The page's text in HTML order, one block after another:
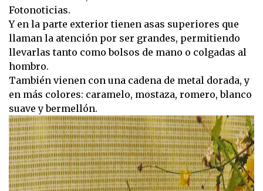
Fotonoticias.
Y en la parte exterior tienen asas superiores que
llaman la atención por ser grandes, permitiendo
llevarlas tanto como bolsos de mano o colgadas al
hombro.
También vienen con una cadena de metal dorada, y
en más colores: caramelo, mostaza, romero, blanco
suave y bermellón.